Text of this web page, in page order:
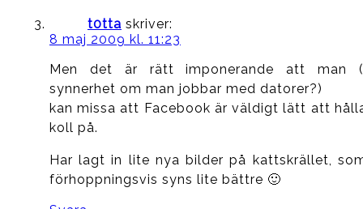
t0tta skriver:
8 maj 2009 kl. 11:23
Men det är rätt imponerande att man
synnerhet om man jobbar med datorer?)
kan missa att Facebook är väldigt lätt att
koll på.
Har lagt in lite nya bilder på kattskrället,
förhoppningsvis syns lite bättre 🙂